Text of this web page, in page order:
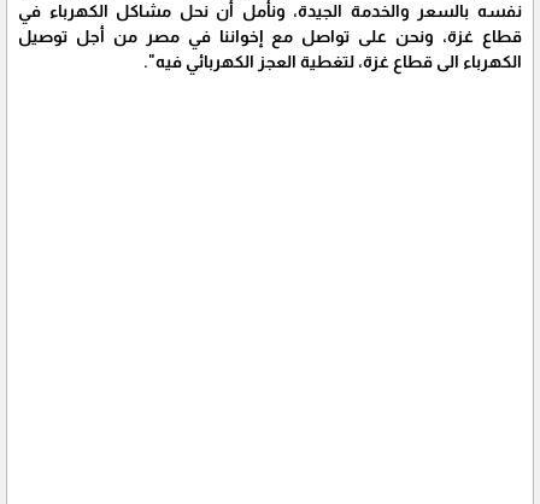
نفسه بالسعر والخدمة الجيدة، ونأمل أن نحل مشاكل الكهرباء في
قطاع غزة، ونحن على تواصل مع إخواننا في مصر من أجل توصيل
الكهرباء الى قطاع غزة، لتغطية العجز الكهربائي فيه".